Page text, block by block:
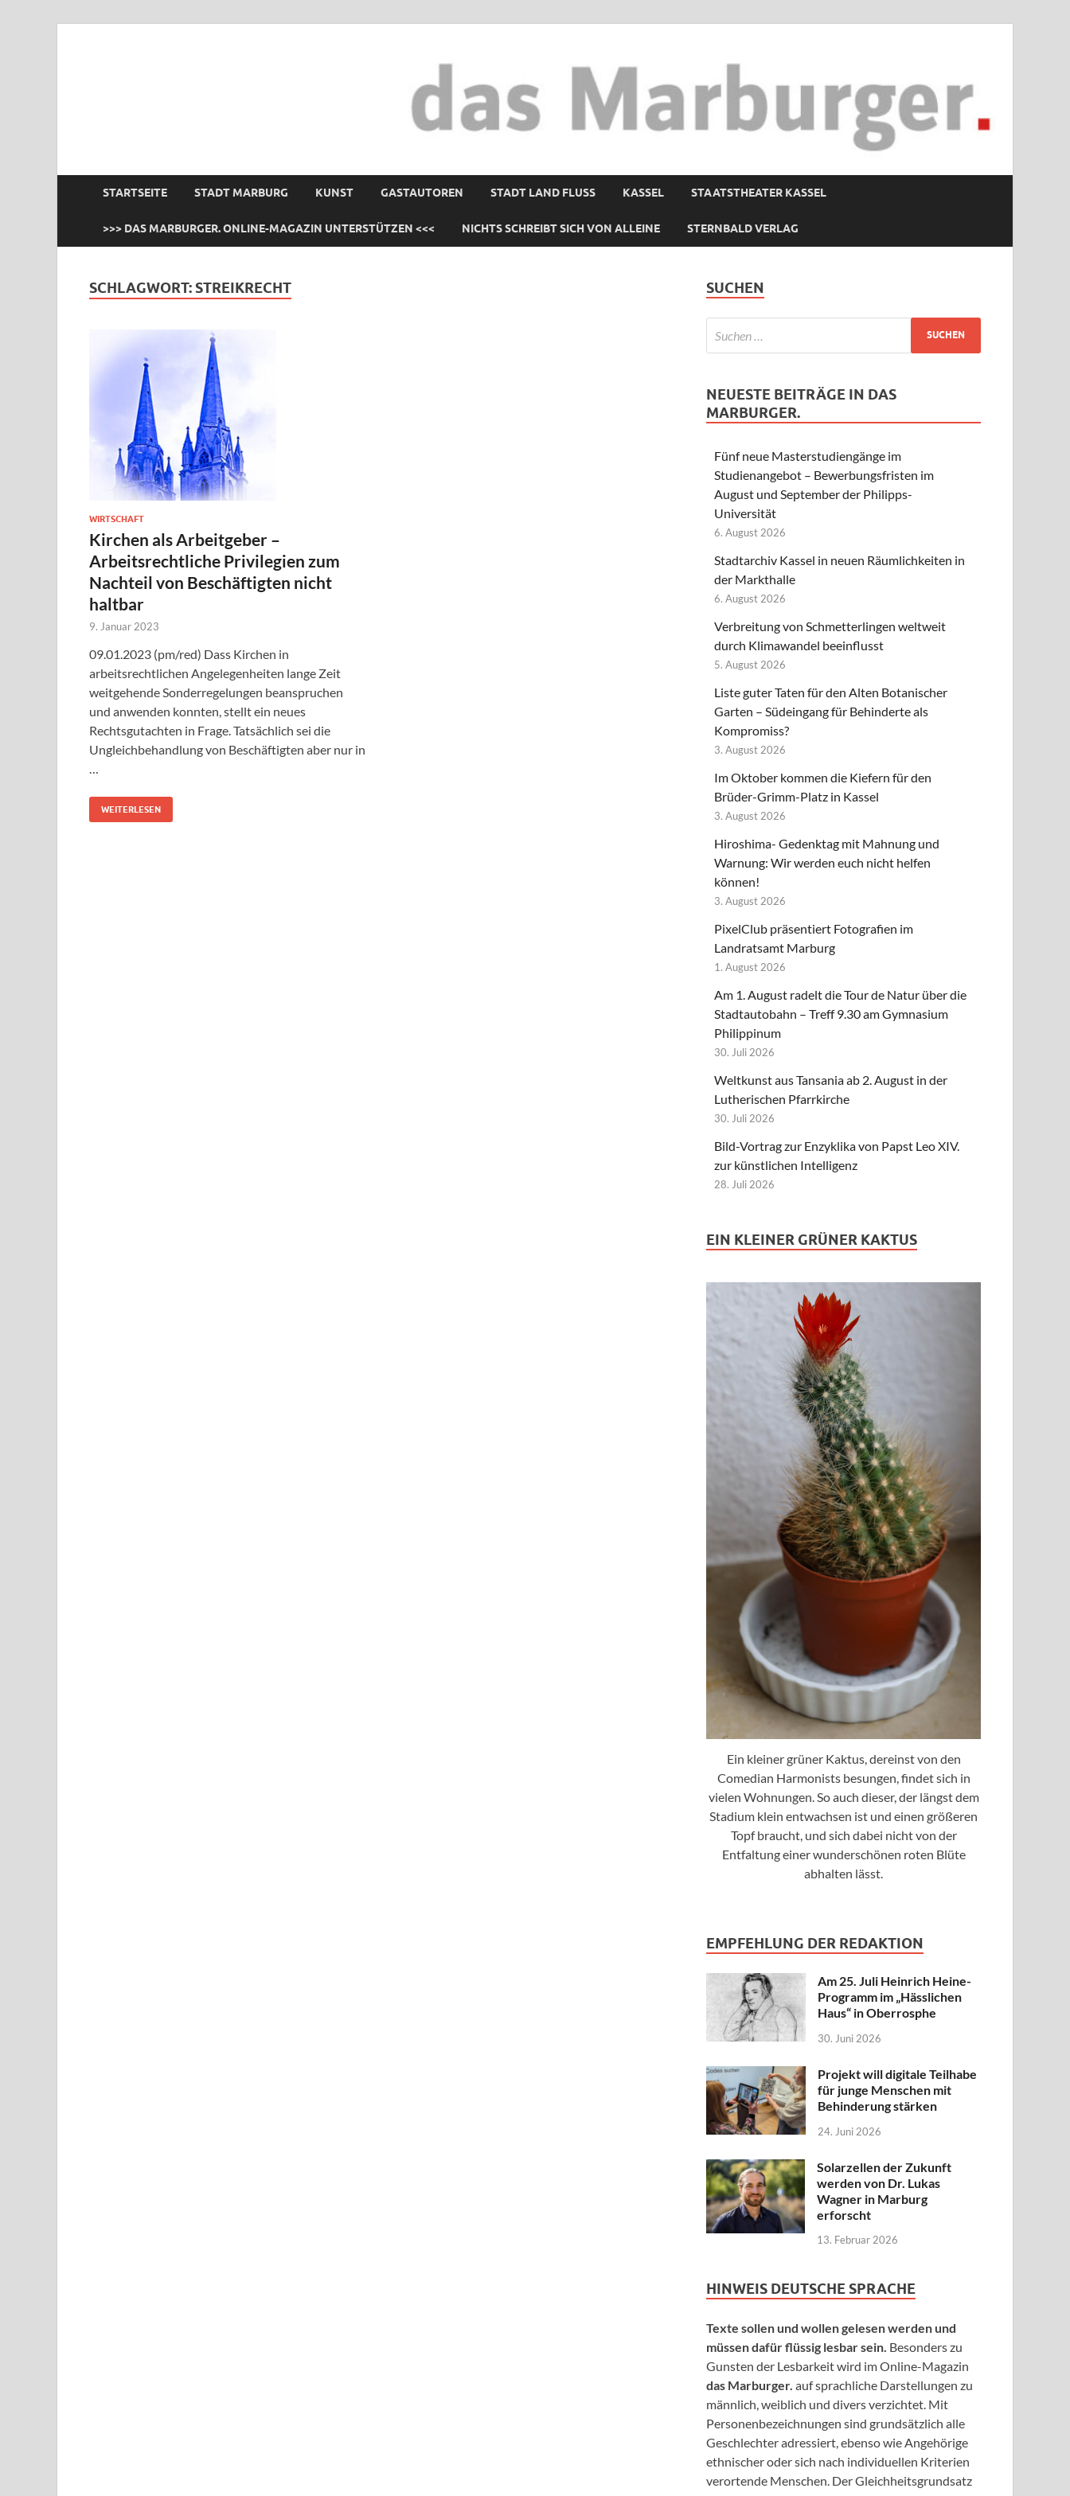
STARTSEITE STADT MARBURG KUNST GASTAUTOREN STADT LAND FLUSS KASSEL STAATSTHEATER KASSEL
>>> DAS MARBURGER. ONLINE-MAGAZIN UNTERSTÜTZEN <<< NICHTS SCHREIBT SICH VON ALLEINE STERNBALD VERLAG
SCHLAGWORT: STREIKRECHT
WIRTSCHAFT
Kirchen als Arbeitgeber –
Arbeitsrechtliche Privilegien zum
Nachteil von Beschäftigten nicht
haltbar
9. Januar 2023
09.01.2023 (pm/red) Dass Kirchen in
arbeitsrechtlichen Angelegenheiten lange Zeit
weitgehende Sonderregelungen beanspruchen
und anwenden konnten, stellt ein neues
Rechtsgutachten in Frage. Tatsächlich sei die
Ungleichbehandlung von Beschäftigten aber nur in
…
WEITERLESEN
SUCHEN
NEUESTE BEITRÄGE IN DAS
MARBURGER.
Fünf neue Masterstudiengänge im
Studienangebot – Bewerbungsfristen im
August und September der Philipps-
Universität
6. August 2026
Stadtarchiv Kassel in neuen Räumlichkeiten in
der Markthalle
6. August 2026
Verbreitung von Schmetterlingen weltweit
durch Klimawandel beeinflusst
5. August 2026
Liste guter Taten für den Alten Botanischer
Garten – Südeingang für Behinderte als
Kompromiss?
3. August 2026
Im Oktober kommen die Kiefern für den
Brüder-Grimm-Platz in Kassel
3. August 2026
Hiroshima- Gedenktag mit Mahnung und
Warnung: Wir werden euch nicht helfen
können!
3. August 2026
PixelClub präsentiert Fotografien im
Landratsamt Marburg
1. August 2026
Am 1. August radelt die Tour de Natur über die
Stadtautobahn – Treff 9.30 am Gymnasium
Philippinum
30. Juli 2026
Weltkunst aus Tansania ab 2. August in der
Lutherischen Pfarrkirche
30. Juli 2026
Bild-Vortrag zur Enzyklika von Papst Leo XIV.
zur künstlichen Intelligenz
28. Juli 2026
EIN KLEINER GRÜNER KAKTUS
Ein kleiner grüner Kaktus, dereinst von den
Comedian Harmonists besungen, findet sich in
vielen Wohnungen. So auch dieser, der längst dem
Stadium klein entwachsen ist und einen größeren
Topf braucht, und sich dabei nicht von der
Entfaltung einer wunderschönen roten Blüte
abhalten lässt.
EMPFEHLUNG DER REDAKTION
Am 25. Juli Heinrich Heine-
Programm im „Hässlichen
Haus“ in Oberrosphe
30. Juni 2026
Projekt will digitale Teilhabe
für junge Menschen mit
Behinderung stärken
24. Juni 2026
Solarzellen der Zukunft
werden von Dr. Lukas
Wagner in Marburg
erforscht
13. Februar 2026
HINWEIS DEUTSCHE SPRACHE
Texte sollen und wollen gelesen werden und
müssen dafür flüssig lesbar sein. Besonders zu
Gunsten der Lesbarkeit wird im Online-Magazin
das Marburger. auf sprachliche Darstellungen zu
männlich, weiblich und divers verzichtet. Mit
Personenbezeichnungen sind grundsätzlich alle
Geschlechter adressiert, ebenso wie Angehörige
ethnischer oder sich nach individuellen Kriterien
verortende Menschen. Der Gleichheitsgrundsatz